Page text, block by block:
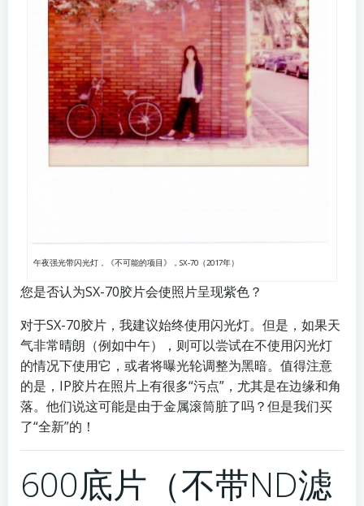
午夜强光带闪光灯，《不可能的项目》，SX-70（2017年）
您是否认为SX-70胶片会使照片呈现紫色？
对于SX-70胶片，我建议始终使用闪光灯。但是，如果天
气非常晴朗（例如中午），则可以尝试在不使用闪光灯
的情况下使用它，或者将曝光轮调整为黑暗。值得注意
的是，IP胶片在照片上有很多“污点”，尤其是在边缘和角
落。他们说这可能是由于金属滚筒脏了吗？但是我们买
了“全新”的！
600底片（不带ND滤